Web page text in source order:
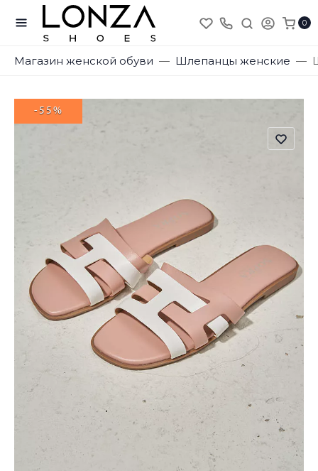
0
Магазин женской обуви Шлепанцы женские
-55%